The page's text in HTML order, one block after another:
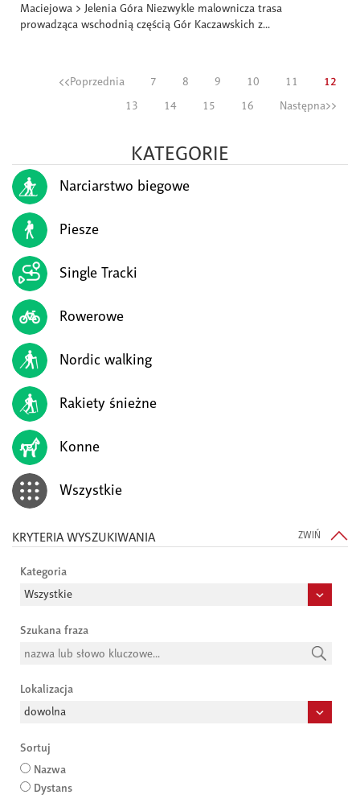
Maciejowa > Jelenia Góra Niezwykle malownicza trasa
prowadząca wschodnią częścią Gór Kaczawskich z...
<<Poprzednia 7 8 9 10 11 12
13 14 15 16 Następna>>
KATEGORIE
Narciarstwo biegowe
Piesze
Single Tracki
Rowerowe
Nordic walking
Rakiety śnieżne
Konne
Wszystkie
ZWIŃ
KRYTERIA WYSZUKIWANIA
Kategoria
Szukana fraza
Lokalizacja
Sortuj
Nazwa
Dystans